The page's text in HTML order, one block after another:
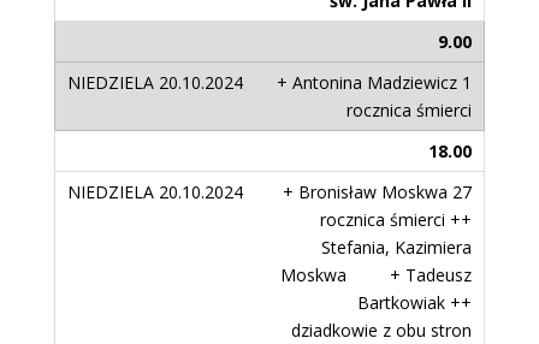
9.00
+ Antonina Madziewicz 1
rocznica śmierci
18.00
+ Bronisław Moskwa 27
rocznica śmierci ++
Stefania, Kazimiera
Moskwa + Tadeusz
Bartkowiak ++
dziadkowie z obu stron